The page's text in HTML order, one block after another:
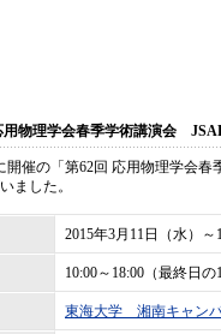
用物理学会春季学術講演会
開催の「第62回 応用物理学会
ました。
2015年3月11日（水）～
10:00～18:00（最終日
東海大学 湘南キャン